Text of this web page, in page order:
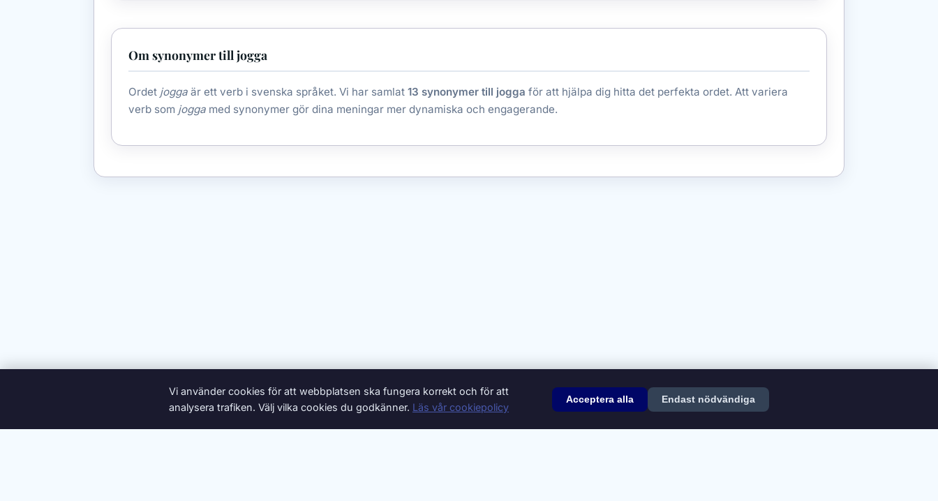
Om synonymer till jogga
Ordet jogga är ett verb i svenska språket. Vi har samlat 13 synonymer till jogga för att hjälpa dig hitta det perfekta ordet. Att variera
verb som jogga med synonymer gör dina meningar mer dynamiska och engagerande.
© 2026 Synonymer.it.com – Svenskt synonymlexikon
Vi använder cookies för att webbplatsen ska fungera korrekt och för att
analysera trafiken. Välj vilka cookies du godkänner. Läs vår cookiepolicy
Acceptera alla Endast nödvändiga